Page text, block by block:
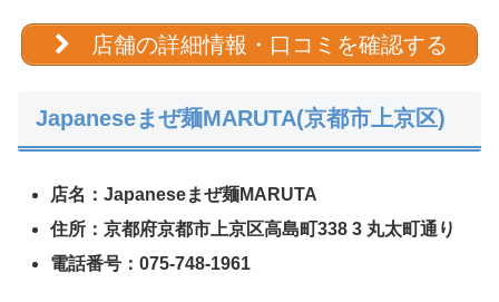
店舗の詳細情報・口コミを確認する
Japaneseまぜ麺MARUTA(京都市上京区)
店名：Japaneseまぜ麺MARUTA
住所：京都府京都市上京区高島町338 3 丸太町通り
電話番号：075-748-1961